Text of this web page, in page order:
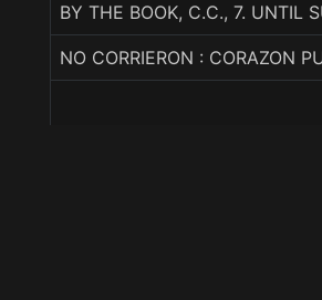
BY THE BOOK, C.C., 7. UNTIL
NO CORRIERON : CORAZON